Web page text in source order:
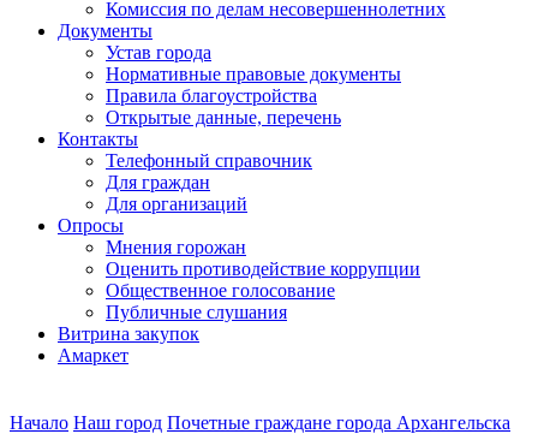
Комиссия по делам несовершеннолетних
Документы
Устав города
Нормативные правовые документы
Правила благоустройства
Открытые данные, перечень
Контакты
Телефонный справочник
Для граждан
Для организаций
Опросы
Мнения горожан
Оценить противодействие коррупции
Общественное голосование
Публичные слушания
Витрина закупок
Амаркет
Начало Наш город Почетные граждане города Архангельска